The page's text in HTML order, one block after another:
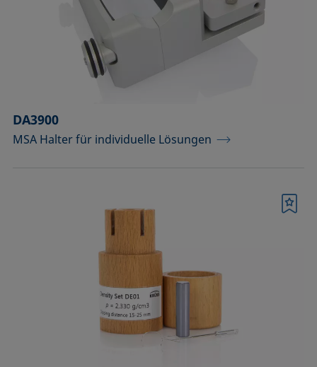
DA3900
MSA Halter für individuelle Lösungen